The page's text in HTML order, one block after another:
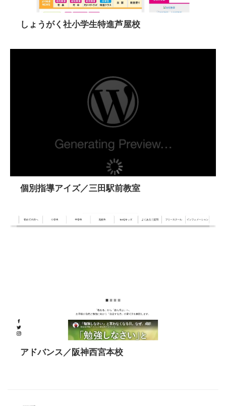
しょうがく社小学生特進芦屋校
個別指導アイズ／三田駅前教室
アドバンス／阪神西宮本校